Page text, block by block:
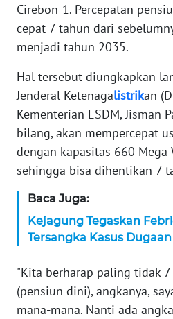
Cirebon-1. Percepatan
cepat 7 tahun dari
menjadi tahun 2035.
Hal tersebut diungkapkan
Jenderal Ketenagalistrikan
Kementerian ESDM, Jisman
bilang, akan mempercepat
dengan kapasitas 660 Mega
sehingga bisa dihentikan 7
Baca Juga:
Kejagung Tegaskan
Tersangka Kasus
"Kita berharap paling tidak
(pensiun dini), angkanya,
mana-mana. Nanti ada
DISCLAIMER
News
Regional
WN
SUMUT
WN
WN
JABAR
WN
BANTEN